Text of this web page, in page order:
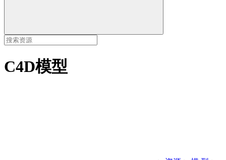
C4D模型